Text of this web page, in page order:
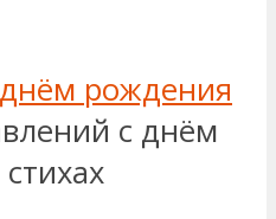
рождения
с днём